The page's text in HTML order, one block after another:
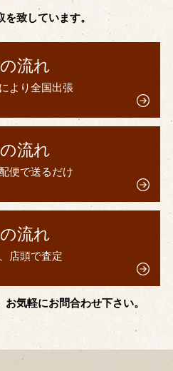
致しています。
流れ
より全国出張
流れ
便で送るだけ
流れ
店頭で査定
気軽にお問合わせ下さい。